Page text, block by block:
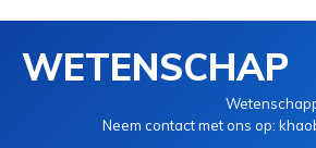
WETENSCHAP
Neem contact met ons op: